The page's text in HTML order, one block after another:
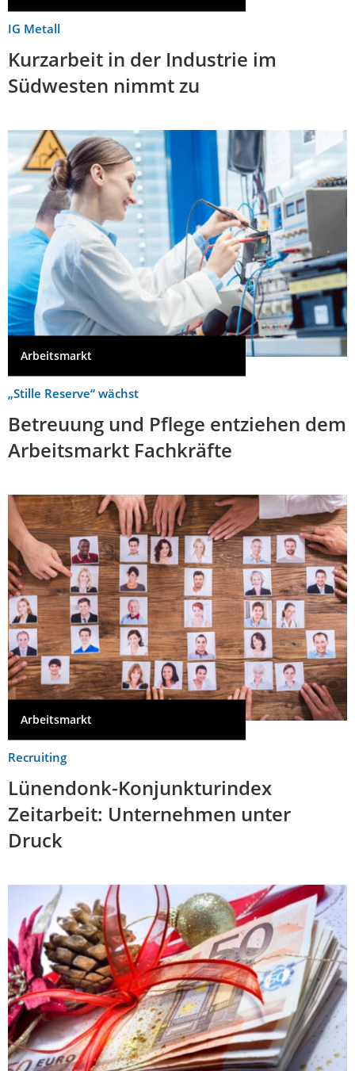
IG Metall
Kurzarbeit in der Industrie im
Südwesten nimmt zu
Arbeitsmarkt
„Stille Reserve“ wächst
Betreuung und Pflege entziehen dem
Arbeitsmarkt Fachkräfte
Arbeitsmarkt
Recruiting
Lünendonk-Konjunkturindex
Zeitarbeit: Unternehmen unter
Druck